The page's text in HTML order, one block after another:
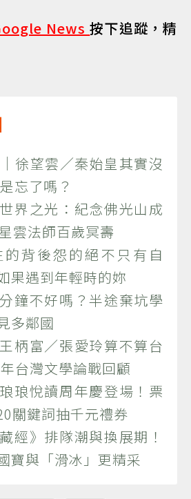
News按下追蹤，精
徐望雲／秦始皇其實沒
忘了嗎？
界之光：紀念佛光山成
雲法師百歲冥壽
背後怨的絕不只有自
果遇到年輕時的妳
鐘不好嗎？半途棄坑學
多鄰國
柄富／張愛玲算不算台
台灣文學論戰回顧
琅悅讀周年慶登場！票
關鍵詞抽千元禮券
》排隊潮與換展期！
寶與「滑冰」更精采